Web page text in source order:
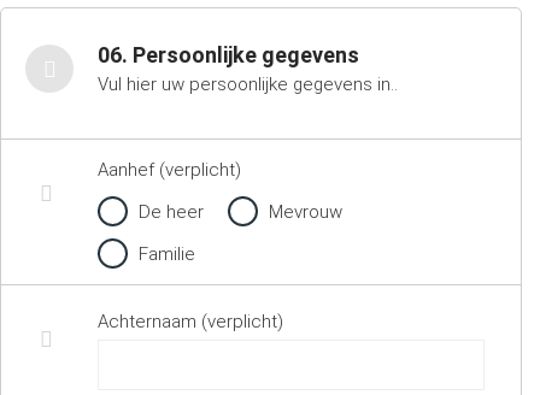
06. Persoonlijke gegevens
Vul hier uw persoonlijke gegevens in..
Aanhef (verplicht)
De heer
Mevrouw
Familie
Achternaam (verplicht)